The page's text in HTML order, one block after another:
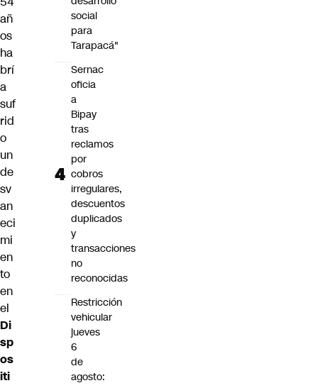
añ
os
ha
brí
a
suf
rid
o
un
de
sv
an
eci
mi
en
to
en
el
Di
sp
os
iti
social
para
Tarapacá"
Sernac
oficia
a
Bipay
tras
reclamos
por
cobros
irregulares,
descuentos
duplicados
y
transacciones
no
reconocidas
Restricción
vehicular
jueves
6
de
agosto: